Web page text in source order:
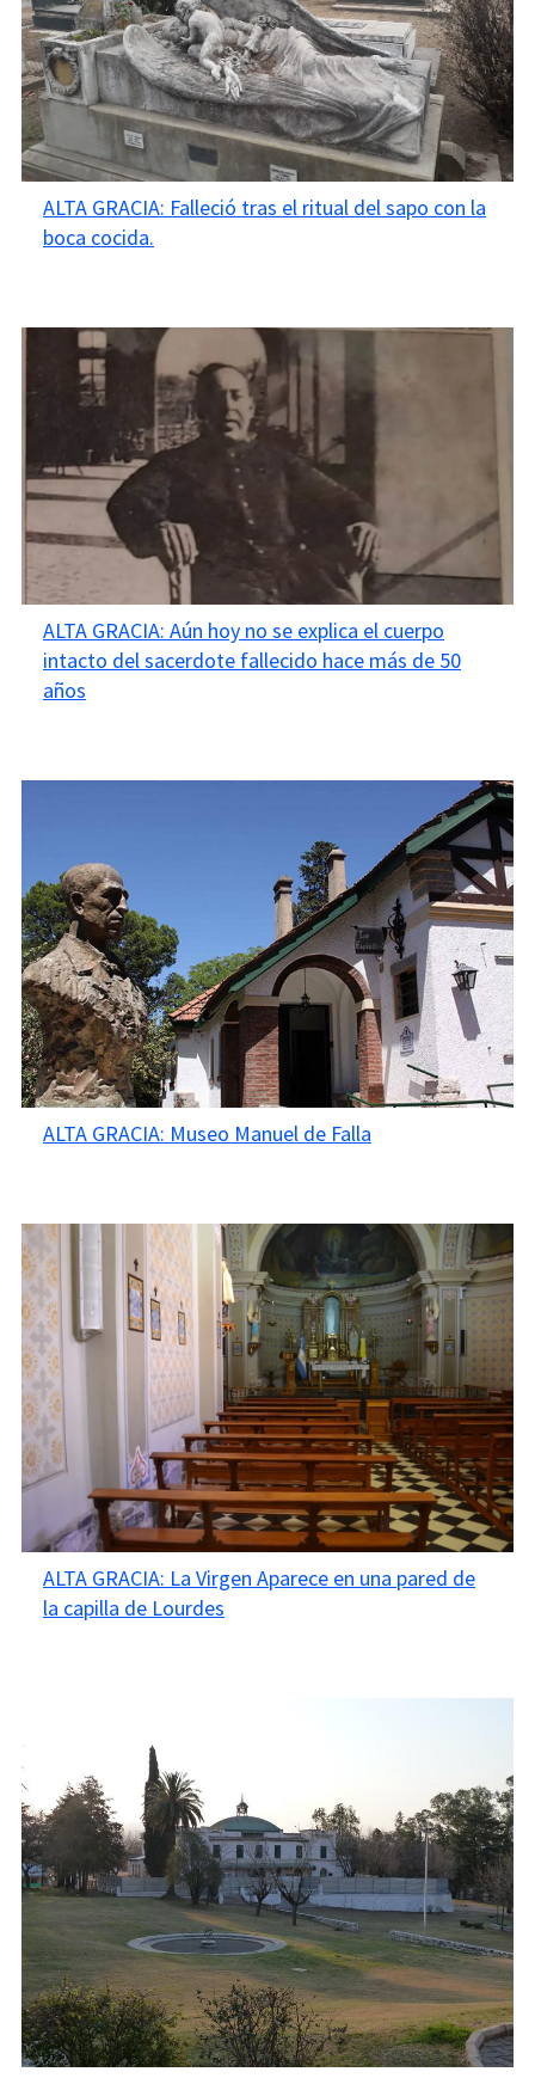
ALTA GRACIA: Falleció tras el ritual del sapo con la
boca cocida.
ALTA GRACIA: Aún hoy no se explica el cuerpo
intacto del sacerdote fallecido hace más de 50
años
ALTA GRACIA: Museo Manuel de Falla
ALTA GRACIA: La Virgen Aparece en una pared de
la capilla de Lourdes